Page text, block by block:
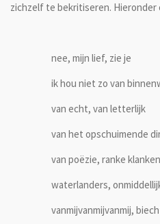
zichzelf te bekritiseren. Hieronder
nee, mijn lief, zie je
ik hou niet zo van
van echt, van letterlijk
van het opschuimende
van poëzie, ranke
waterlanders,
vanmijvanmijvanmij,